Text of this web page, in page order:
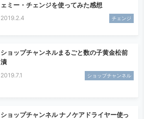
ェミー・チェンジを使ってみた感想
2019.2.4 チェンジ
ショップチャンネルまるごと数の子黄金松前
漬
2019.7.1 ショップチャンネル
ショップチャンネル ナノケアドライヤー使っ